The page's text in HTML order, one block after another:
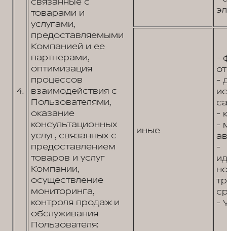
4.
товарами и
услугами,
предоставляемыми
Компанией и ее
партнерами,
оптимизация
процессов
взаимодействия с
Пользователями,
оказание
консультационных
услуг, связанных с
предоставлением
товаров и услуг
Компании,
осуществление
мониторинга,
контроля продаж и
обслуживания
Пользователя:
иные
-
-
-
-
-
-